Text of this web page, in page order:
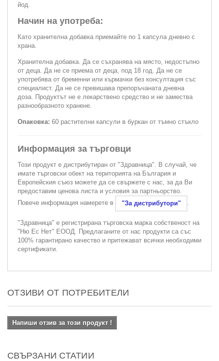
йод.
Начин на употреба:
Като хранителна добавка приемайте по 1 капсула дневно с
храна.
Хранителна добавка. Да се съхранява на място, недостъпно
от деца. Да не се приема от деца, под 18 год. Да не се
употребява от бременни или кърмачки без консултация със
специалист. Да не се превишава препоръчаната дневна
доза. Продуктът не е лекарствено средство и не замества
разнообразното хранене.
Опаковка: 60 растителни капсули в буркан от тъмно стъкло
Информация за търговци
Този продукт е дистрибутиран от "Здравница". В случай, че
имате търговски обект на територията на България и
Европейския съюз можете да се свържете с нас, за да Ви
предоставим ценова листа и условия за партньорство.
Повече информация намерете в
"За дистрибутори" .
"Здравница" е регистрирана търговска марка собственост на
"Ню Ес Нет" ЕООД. Предлаганите от нас продукти са със
100% гарантирано качество и притежават всички необходими
сертификати.
ОТЗИВИ ОТ ПОТРЕБИТЕЛИ
Напиши отзив за този продукт !
СВЪРЗАНИ СТАТИИ